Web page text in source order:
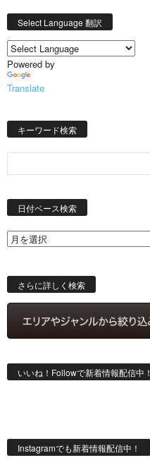
Select Language 翻訳
Powered by
Translate
キーワード検索
日付ベース検索
さらに詳しく検索
いいね！Followで新着情報配信中！
Instagramでも新着情報配信中！